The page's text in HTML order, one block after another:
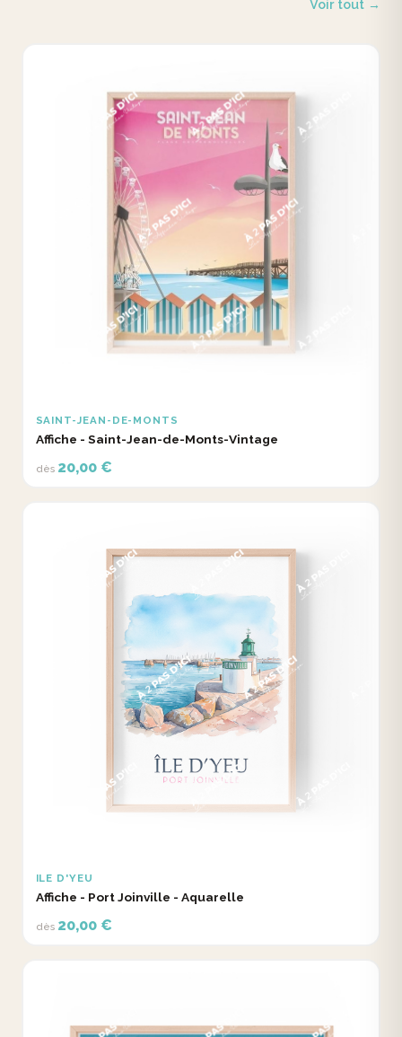
Voir tout →
SAINT-JEAN-DE-MONTS
Affiche - Saint-Jean-de-Monts-Vintage
dès 20,00 €
ILE D'YEU
Affiche - Port Joinville - Aquarelle
dès 20,00 €